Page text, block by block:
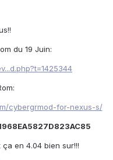
du 19 Juin:
cybergrmod-for-nexus-s/
en 4.04 bien sur!!!